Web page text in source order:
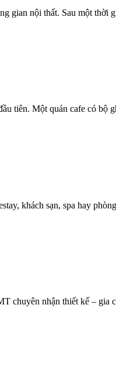
gian nội thất. Sau một
tiên. Một quán cafe có bộ
khách sạn, spa hay
nhận thiết kế – gia